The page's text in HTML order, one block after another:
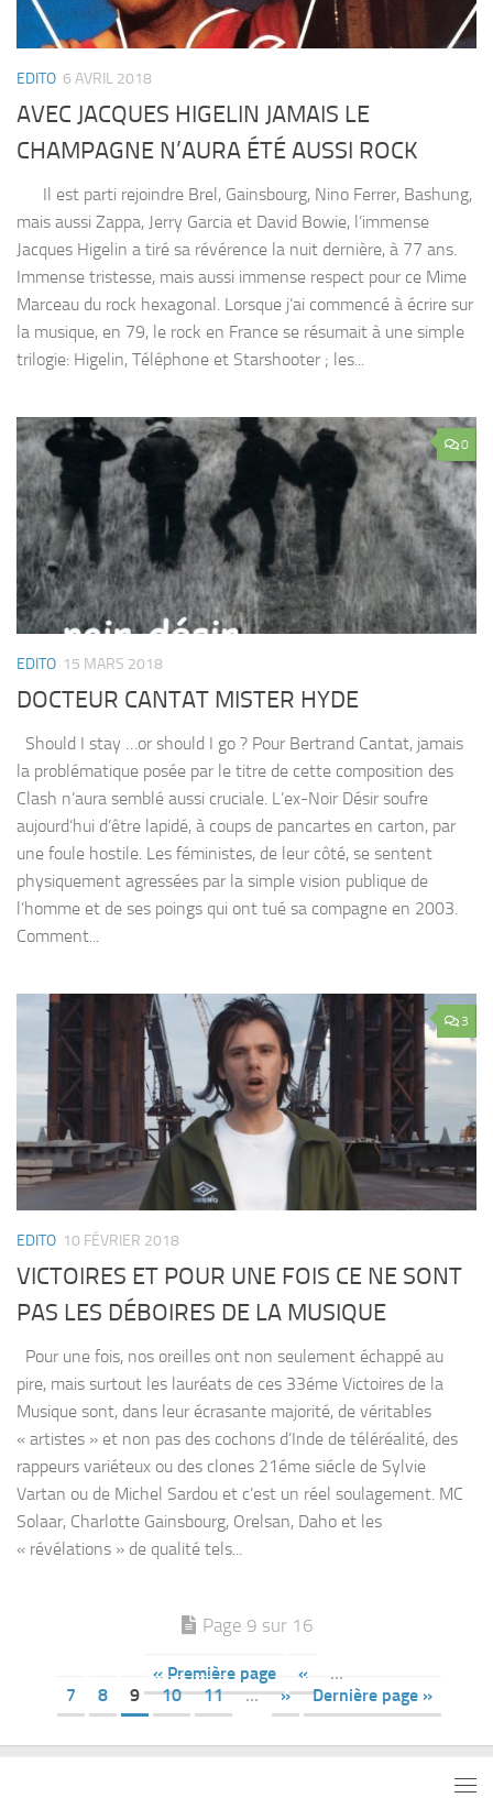
EDITO 6 AVRIL 2018
AVEC JACQUES HIGELIN JAMAIS LE
CHAMPAGNE N’AURA ÉTÉ AUSSI ROCK
Il est parti rejoindre Brel, Gainsbourg, Nino Ferrer, Bashung,
mais aussi Zappa, Jerry Garcia et David Bowie, l’immense
Jacques Higelin a tiré sa révérence la nuit dernière, à 77 ans.
Immense tristesse, mais aussi immense respect pour ce Mime
Marceau du rock hexagonal. Lorsque j’ai commencé à écrire sur
la musique, en 79, le rock en France se résumait à une simple
trilogie: Higelin, Téléphone et Starshooter ; les...
0
EDITO 15 MARS 2018
DOCTEUR CANTAT MISTER HYDE
Should I stay …or should I go ? Pour Bertrand Cantat, jamais
la problématique posée par le titre de cette composition des
Clash n’aura semblé aussi cruciale. L’ex-Noir Désir soufre
aujourd‘hui d’être lapidé, à coups de pancartes en carton, par
une foule hostile. Les féministes, de leur côté, se sentent
physiquement agressées par la simple vision publique de
l’homme et de ses poings qui ont tué sa compagne en 2003.
Comment...
3
EDITO 10 FÉVRIER 2018
VICTOIRES ET POUR UNE FOIS CE NE SONT
PAS LES DÉBOIRES DE LA MUSIQUE
Pour une fois, nos oreilles ont non seulement échappé au
pire, mais surtout les lauréats de ces 33éme Victoires de la
Musique sont, dans leur écrasante majorité, de véritables
« artistes » et non pas des cochons d’Inde de téléréalité, des
rappeurs variéteux ou des clones 21éme siécle de Sylvie
Vartan ou de Michel Sardou et c’est un réel soulagement. MC
Solaar, Charlotte Gainsbourg, Orelsan, Daho et les
« révélations » de qualité tels...
Page 9 sur 16
« Première page «
…
7
8 9 10 11 … » Dernière page »